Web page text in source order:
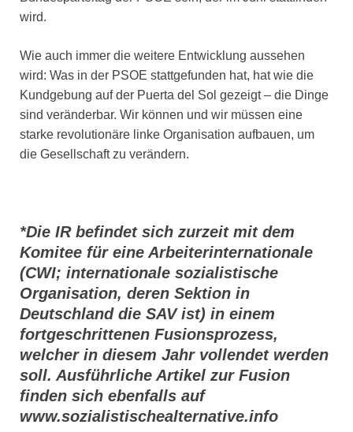
wird.
Wie auch immer die weitere Entwicklung aussehen
wird: Was in der PSOE stattgefunden hat, hat wie die
Kundgebung auf der Puerta del Sol gezeigt – die Dinge
sind veränderbar. Wir können und wir müssen eine
starke revolutionäre linke Organisation aufbauen, um
die Gesellschaft zu verändern.
*Die IR befindet sich zurzeit mit dem
Komitee für eine Arbeiterinternationale
(CWI; internationale sozialistische
Organisation, deren Sektion in
Deutschland die SAV ist) in einem
fortgeschrittenen Fusionsprozess,
welcher in diesem Jahr vollendet werden
soll. Ausführliche Artikel zur Fusion
finden sich ebenfalls auf
www.sozialistischealternative.info